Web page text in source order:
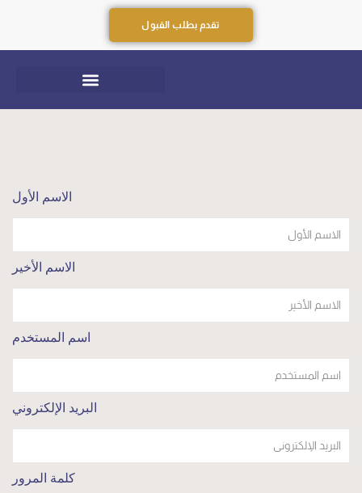
تقدم بطلب القبول
الاسم الأول
الاسم الأخير
اسم المستخدم
البريد الإلكتروني
كلمة المرور